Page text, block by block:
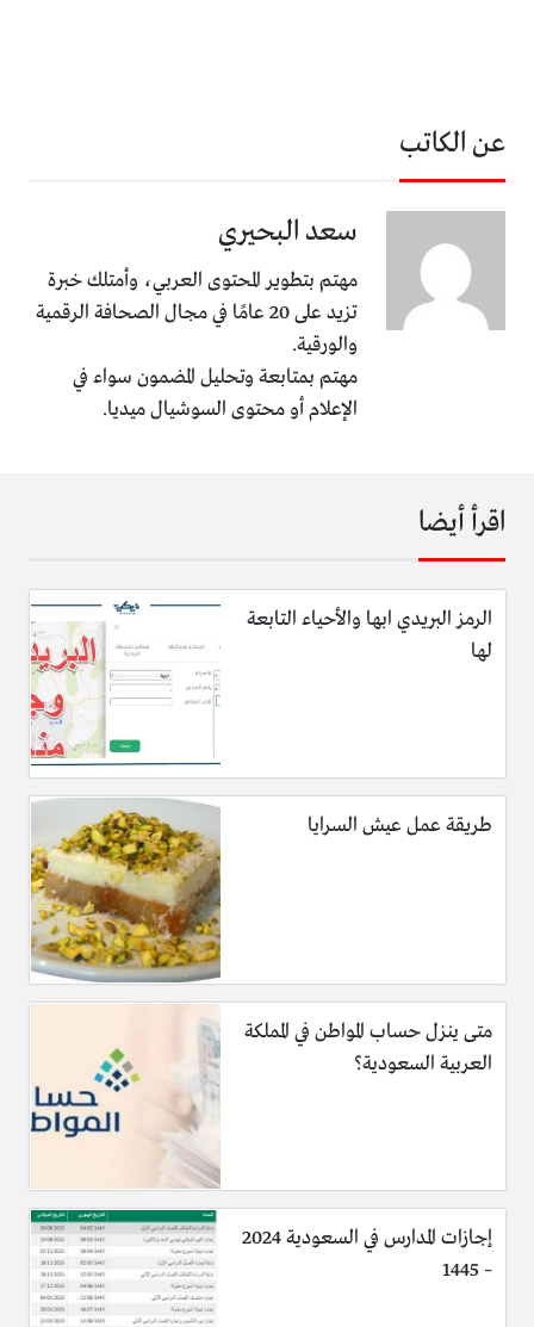
عن الكاتب
سعد البحيري
مهتم بتطوير المحتوى العربي، وأمتلك خبرة
تزيد على 20 عامًا في مجال الصحافة الرقمية
والورقية.
مهتم بمتابعة وتحليل المضمون سواء في
الإعلام أو محتوى السوشيال ميديا.
اقرأ أيضا
الرمز البريدي ابها والأحياء التابعة
لها
طريقة عمل عيش السرايا
متى ينزل حساب المواطن في المملكة
العربية السعودية؟
إجازات المدارس في السعودية 2024
– 1445